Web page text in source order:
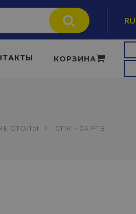
RU
КОРЗИНА
СТОЛЫ СПК - 04 РТВ